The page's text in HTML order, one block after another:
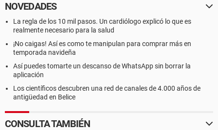
NOVEDADES
La regla de los 10 mil pasos. Un cardiólogo explicó lo que es
realmente necesario para la salud
¡No caigas! Así es como te manipulan para comprar más en
temporada navideña
Así puedes tomarte un descanso de WhatsApp sin borrar la
aplicación
Los científicos descubren una red de canales de 4.000 años de
antigüedad en Belice
CONSULTA TAMBIÉN